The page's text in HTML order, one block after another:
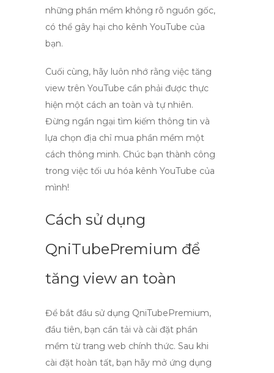
những phần mềm không rõ nguồn gốc,
có thể gây hại cho kênh YouTube của
bạn.
Cuối cùng, hãy luôn nhớ rằng việc tăng
view trên YouTube cần phải được thực
hiện một cách an toàn và tự nhiên.
Đừng ngần ngại tìm kiếm thông tin và
lựa chọn địa chỉ mua phần mềm một
cách thông minh. Chúc bạn thành công
trong việc tối ưu hóa kênh YouTube của
mình!
Cách sử dụng
QniTubePremium để
tăng view an toàn
Để bắt đầu sử dụng QniTubePremium,
đầu tiên, bạn cần tải và cài đặt phần
mềm từ trang web chính thức. Sau khi
cài đặt hoàn tất, bạn hãy mở ứng dụng